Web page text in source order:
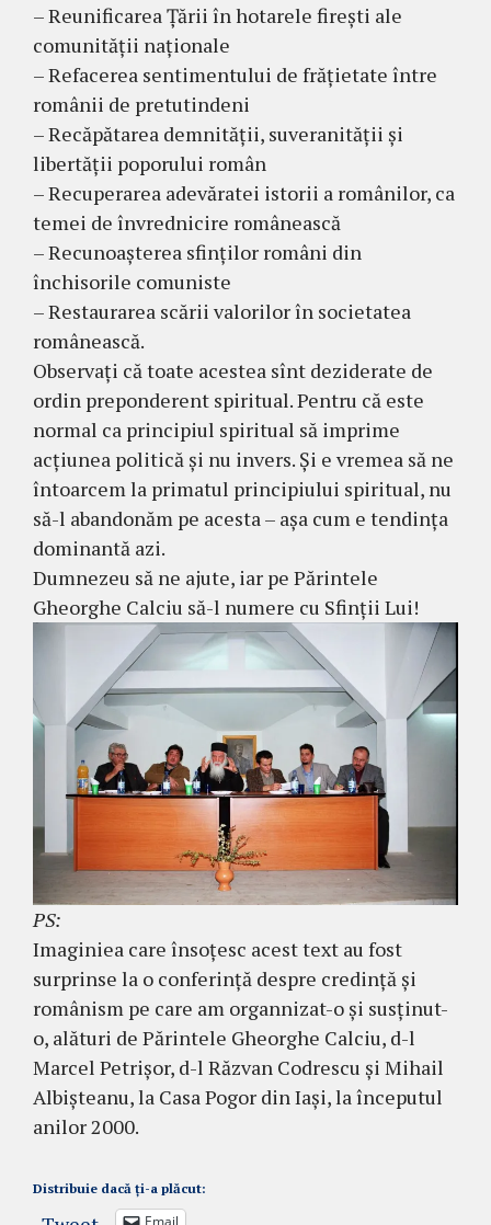
– Reunificarea Țării în hotarele firești ale
comunității naționale
– Refacerea sentimentului de frățietate între
românii de pretutindeni
– Recăpătarea demnității, suveranității și
libertății poporului român
– Recuperarea adevăratei istorii a românilor, ca
temei de învrednicire românească
– Recunoașterea sfinților români din
închisorile comuniste
– Restaurarea scării valorilor în societatea
românească.
Observați că toate acestea sînt deziderate de
ordin preponderent spiritual. Pentru că este
normal ca principiul spiritual să imprime
acțiunea politică și nu invers. Și e vremea să ne
întoarcem la primatul principiului spiritual, nu
să-l abandonăm pe acesta – așa cum e tendința
dominantă azi.
Dumnezeu să ne ajute, iar pe Părintele
Gheorghe Calciu să-l numere cu Sfinții Lui!
PS:
Imaginiea care însoțesc acest text au fost
surprinse la o conferință despre credință și
românism pe care am organnizat-o și susținut-
o, alături de Părintele Gheorghe Calciu, d-l
Marcel Petrișor, d-l Răzvan Codrescu și Mihail
Albișteanu, la Casa Pogor din Iași, la începutul
anilor 2000.
Distribuie dacă ți-a plăcut: